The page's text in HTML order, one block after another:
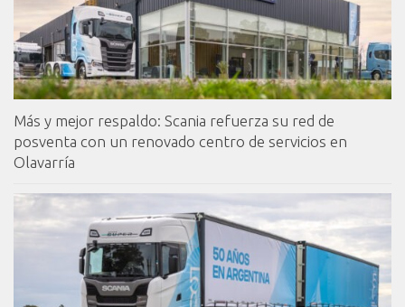
Más y mejor respaldo: Scania refuerza su red de
posventa con un renovado centro de servicios en
Olavarría